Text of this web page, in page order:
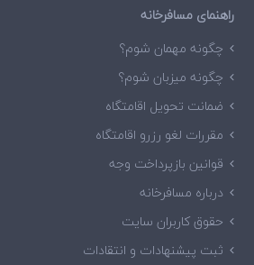
راهنمای مسافرخانه
چگونه مهمان شوم؟
چگونه میزبان شوم؟
ضمانت تحویل اقامتگاه
مقررات لغو رزرو اقامتگاه
قوانین بازپرداخت وجه
درباره مسافرخانه
حقوق کاربران سایت
ثبت پیشنهادات و انتقادات